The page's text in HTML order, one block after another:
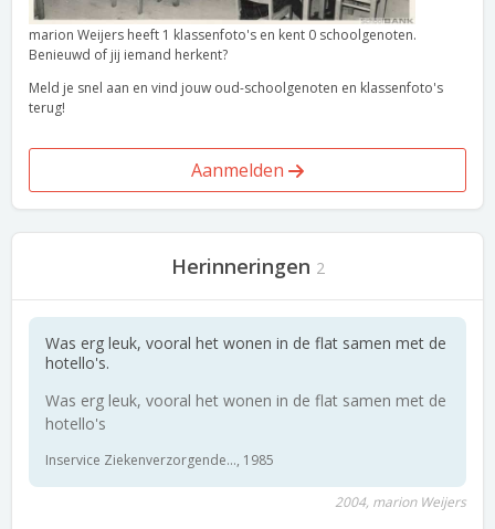
marion Weijers heeft 1 klassenfoto's en kent 0 schoolgenoten.
Benieuwd of jij iemand herkent?
Meld je snel aan en vind jouw oud-schoolgenoten en klassenfoto's
terug!
Aanmelden
Herinneringen 2
Was erg leuk, vooral het wonen in de flat samen met de
hotello's.
Was erg leuk, vooral het wonen in de flat samen met de
hotello's
Inservice Ziekenverzorgende..., 1985
2004, marion Weijers